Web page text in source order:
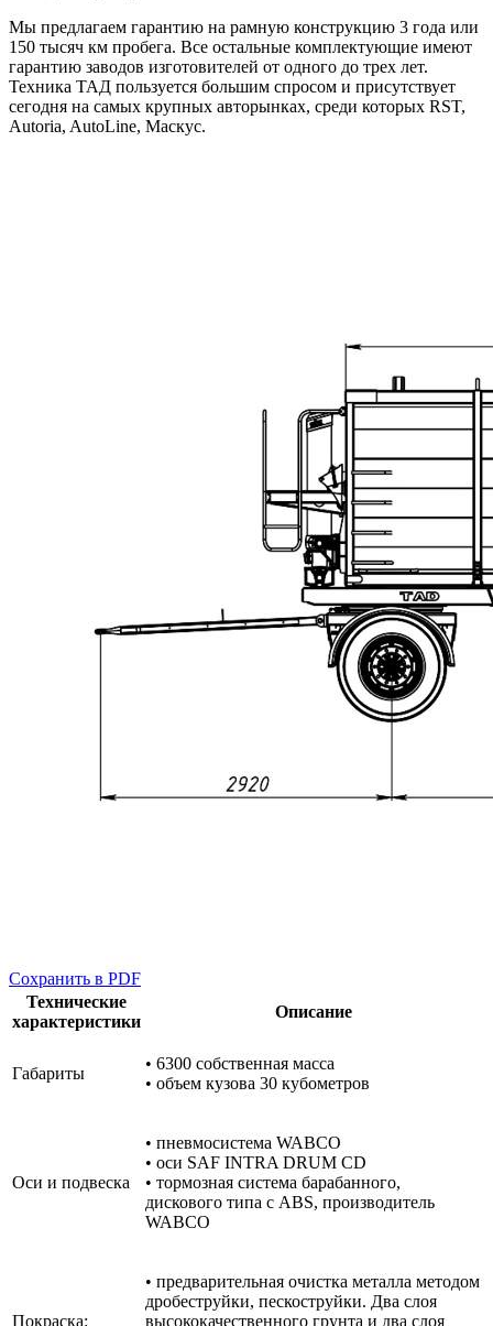
Мы предлагаем гарантию на рамную конструкцию 3 года или
150 тысяч км пробега. Все остальные комплектующие имеют
гарантию заводов изготовителей от одного до трех лет.
Техника ТАД пользуется большим спросом и присутствует
сегодня на самых крупных авторынках, среди которых RST,
Autoria, AutoLine, Маскус.
Cохранить в PDF
Технические
характеристики
Описание
Габариты
• 6300 собственная масса
• объем кузова 30 кубометров
Оси и подвеска
• пневмосистема WABCO
• оси SAF INTRA DRUM CD
• тормозная система барабанного,
дискового типа с ABS, производитель
WABCO
Покраска:
• предварительная очистка металла методом
дробеструйки, пескоструйки. Два слоя
высококачественного грунта и два слоя